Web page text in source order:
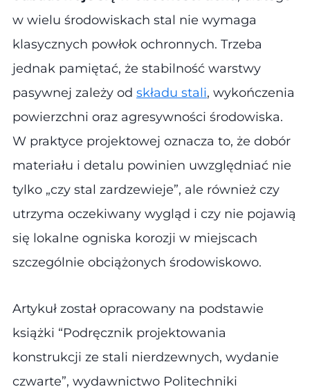
w wielu środowiskach stal nie wymaga
klasycznych powłok ochronnych. Trzeba
jednak pamiętać, że stabilność warstwy
pasywnej zależy od składu stali, wykończenia
powierzchni oraz agresywności środowiska.
W praktyce projektowej oznacza to, że dobór
materiału i detalu powinien uwzględniać nie
tylko „czy stal zardzewieje”, ale również czy
utrzyma oczekiwany wygląd i czy nie pojawią
się lokalne ogniska korozji w miejscach
szczególnie obciążonych środowiskowo.
Artykuł został opracowany na podstawie
książki “Podręcznik projektowania
konstrukcji ze stali nierdzewnych, wydanie
czwarte”, wydawnictwo Politechniki